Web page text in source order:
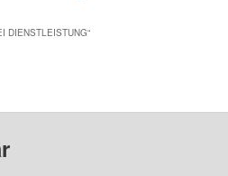
DIENSTLEISTUNG“